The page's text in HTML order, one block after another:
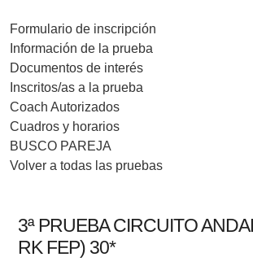
Formulario de inscripción
Información de la prueba
Documentos de interés
Inscritos/as a la prueba
Coach Autorizados
Cuadros y horarios
BUSCO PAREJA
Volver a todas las pruebas
3ª PRUEBA CIRCUITO
RK FEP) 30*